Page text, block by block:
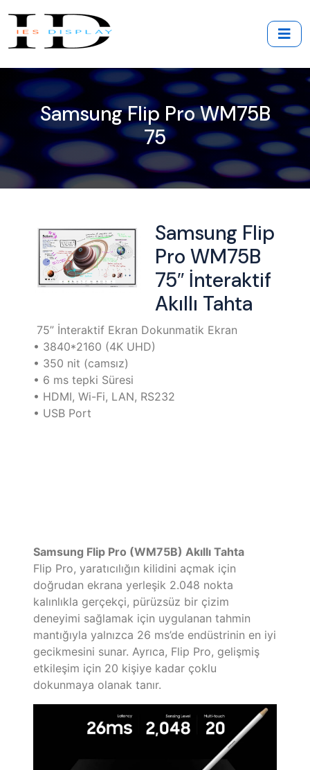
Samsung Flip Pro WM75B
75
Samsung Flip
Pro WM75B
75″ İnteraktif
Akıllı Tahta
75” İnteraktif Ekran Dokunmatik Ekran
• 3840*2160 (4K UHD)
• 350 nit (camsız)
• 6 ms tepki Süresi
• HDMI, Wi-Fi, LAN, RS232
• USB Port
Samsung Flip Pro (WM75B) Akıllı Tahta
Flip Pro, yaratıcılığın kilidini açmak için
doğrudan ekrana yerleşik 2.048 nokta
kalınlıkla gerçekçi, pürüzsüz bir çizim
deneyimi sağlamak için uygulanan tahmin
mantığıyla yalnızca 26 ms’de endüstrinin en iyi
gecikmesini sunar. Ayrıca, Flip Pro, gelişmiş
etkileşim için 20 kişiye kadar çoklu
dokunmaya olanak tanır.